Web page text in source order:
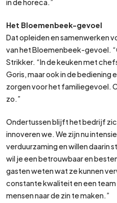
in de horeca.”
Het Bloemenbeek-gevoel
Dat opleiden en samenwerken
van het Bloemenbeek-gevoel.
Strikker. “In de keuken met
Goris, maar ook in de bediening
zorgen voor het familiegevoel.
zo.”
Ondertussen blijft het bedrijf
innoveren we. We zijn nu
verduurzaming en willen daarin
wil je een betrouwbaar en
gasten weten wat ze kunnen
constante kwaliteit en een
mensen naar de zin te maken.”